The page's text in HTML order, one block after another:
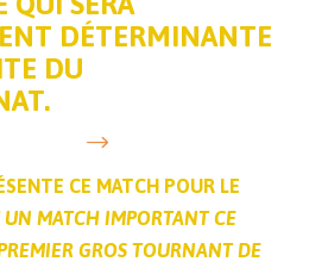
DÉTERMINANTE
DU
CE MATCH POUR LE
UN MATCH IMPORTANT CE
GROS TOURNANT DE